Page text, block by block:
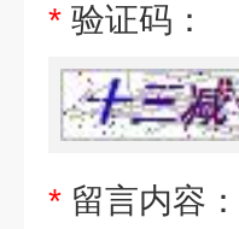
* 验证码：
* 留言内容：